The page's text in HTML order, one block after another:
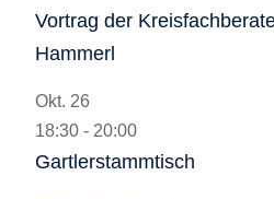
Vortrag der
Hammerl
Okt. 26
18:30- 20:00
Gartlerstammtisch